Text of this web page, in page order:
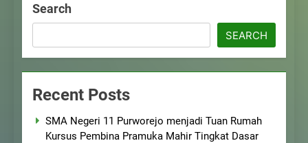
Search
SEARCH
Recent Posts
SMA Negeri 11 Purworejo menjadi Tuan Rumah
Kursus Pembina Pramuka Mahir Tingkat Dasar